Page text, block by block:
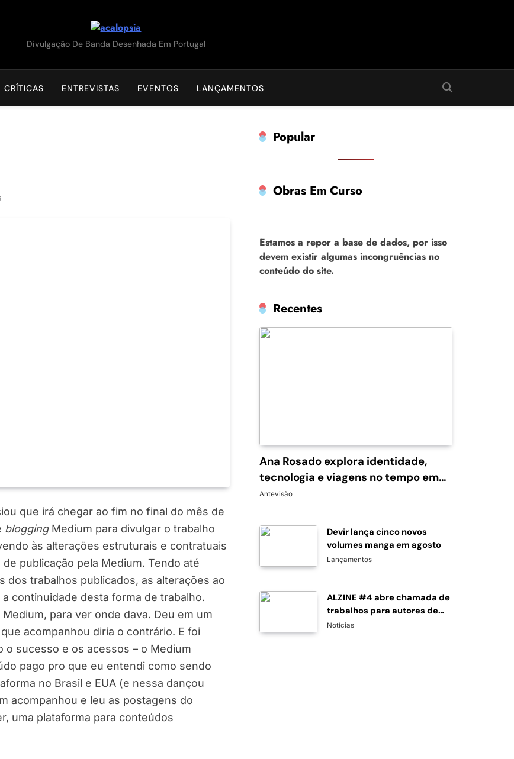
acalopsia
Divulgação De Banda Desenhada Em Portugal
CRÍTICAS ENTREVISTAS EVENTOS LANÇAMENTOS
que irá chegar ao fim no final do mês de
bloggingMedium para divulgar o trabalho
às alterações estruturais e contratuais
publicação pela Medium. Tendo até
dos trabalhos publicados, as alterações ao
continuidade desta forma de trabalho.
para ver onde dava. Deu em um
acompanhou diria o contrário. E foi
sucesso e os acessos – o Medium
pago pro que eu entendi como sendo
no Brasil e EUA (e nessa dançou
acompanhou e leu as postagens do
uma plataforma para conteúdos
Popular
Obras Em Curso
Estamos a repor a base de dados, por isso
devem existir algumas incongruências no
conteúdo do site.
Recentes
Ana Rosado explora identidade,
tecnologia e viagens no tempo em
“Occam’s Blade: A Navalha de
Occam”
Antevisão
Devir lança cinco novos
volumes manga em agosto
Lançamentos
ALZINE #4 abre chamada de
trabalhos para autores de
banda desenhada e
Notícias